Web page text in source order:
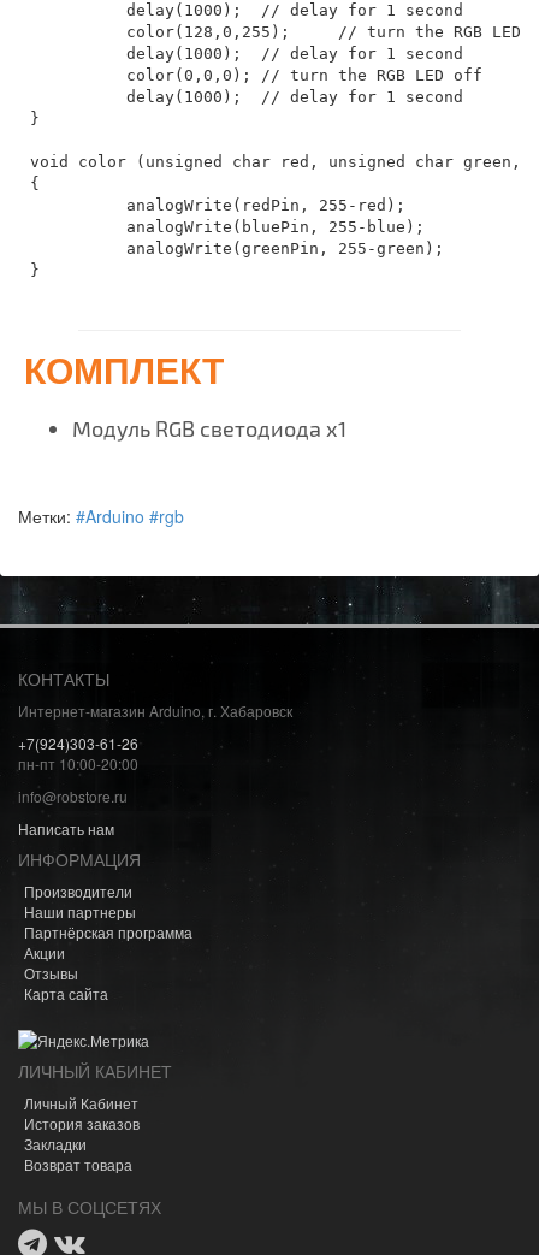
          delay(1000);	// delay for 1 second
          color(128,0,255);	// turn the RGB LED purple
          delay(1000);	// delay for 1 second
          color(0,0,0);	// turn the RGB LED off
          delay(1000);	// delay for 1 second
}
void color (unsigned char red, unsigned char
{
          analogWrite(redPin, 255-red);
          analogWrite(bluePin, 255-blue);
          analogWrite(greenPin, 255-green);
КОМПЛЕКТ
Модуль RGB светодиода x1
Метки: #Arduino #rgb
КОНТАКТЫ
Интернет-магазин Arduino, г. Хабаровск
+7(924)303-61-26
пн-пт 10:00-20:00
info@robstore.ru
Написать нам
ИНФОРМАЦИЯ
Производители
Наши партнеры
Партнёрская программа
Акции
Отзывы
Карта сайта
ЛИЧНЫЙ КАБИНЕТ
Личный Кабинет
История заказов
Закладки
Возврат товара
МЫ В СОЦСЕТЯХ